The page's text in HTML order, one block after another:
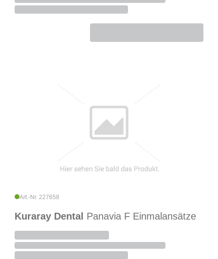
Art.-Nr. 227658
Kuraray Dental Panavia F Einmalansätze